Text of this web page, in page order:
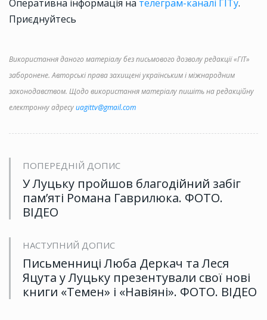
Оперативна інформація на телеграм-каналі ГІТу.
Приєднуйтесь
Використання даного матеріалу без письмового дозволу редакції «ГІТ»
заборонене. Авторські права захищені українським і міжнародним
законодавством. Щодо використання матеріалу пишіть на редакційну
електронну адресуuagittv@gmail.com
ПОПЕРЕДНІЙ ДОПИС
У Луцьку пройшов благодійний забіг
пам’яті Романа Гаврилюка. ФОТО.
ВІДЕО
НАСТУПНИЙ ДОПИС
Письменниці Люба Деркач та Леся
Яцута у Луцьку презентували свої нові
книги «Темен» і «Навіяні». ФОТО. ВІДЕО